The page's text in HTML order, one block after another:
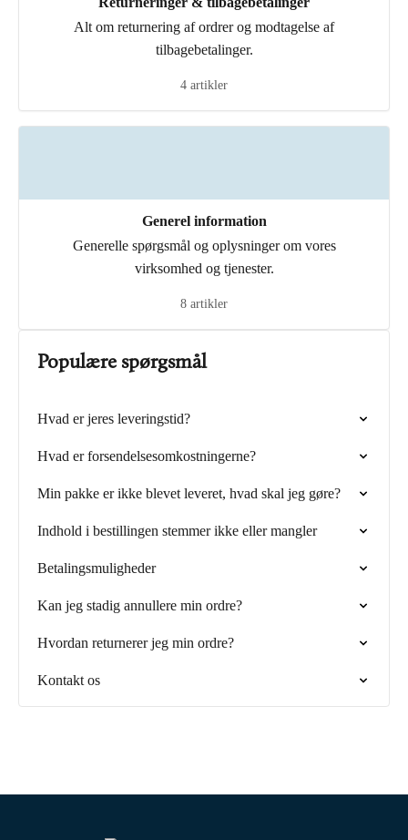
Alt om returnering af ordrer og modtagelse af
tilbagebetalinger.
4 artikler
Generel information
Generelle spørgsmål og oplysninger om vores
virksomhed og tjenester.
8 artikler
Populære spørgsmål
Hvad er jeres leveringstid?
Hvad er forsendelsesomkostningerne?
Min pakke er ikke blevet leveret, hvad skal jeg gøre?
Indhold i bestillingen stemmer ikke eller mangler
Betalingsmuligheder
Kan jeg stadig annullere min ordre?
Hvordan returnerer jeg min ordre?
Kontakt os